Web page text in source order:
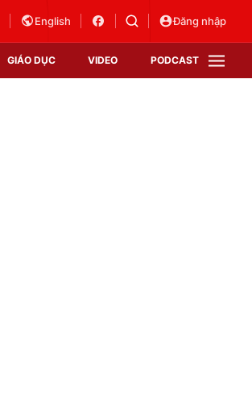
English Đăng nhập
GIÁO DỤC VIDEO PODCAST